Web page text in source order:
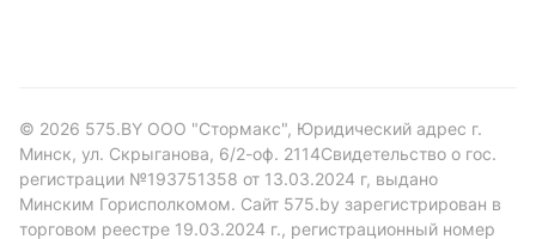
© 2026 575.BY ООО "Стормакс", Юридический адрес г.
Минск, ул. Скрыганова, 6/2-оф. 2114Свидетельство о гос.
регистрации №193751358 от 13.03.2024 г, выдано
Минским Горисполкомом. Сайт 575.by зарегистрирован в
торговом реестре 19.03.2024 г., регистрационный номер